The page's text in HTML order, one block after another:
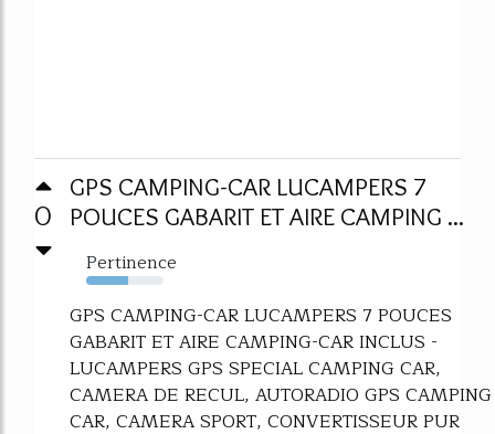
0
GPS CAMPING-CAR LUCAMPERS 7
POUCES GABARIT ET AIRE CAMPING ...
Pertinence
54%
GPS CAMPING-CAR LUCAMPERS 7 POUCES
GABARIT ET AIRE CAMPING-CAR INCLUS -
LUCAMPERS GPS SPECIAL CAMPING CAR,
CAMERA DE RECUL, AUTORADIO GPS CAMPING
CAR, CAMERA SPORT, CONVERTISSEUR PUR